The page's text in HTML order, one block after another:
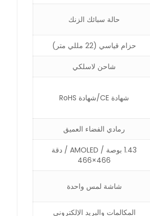
حالة سبائك الزنك
حزام قياسي (22 مللي متر)
شاحن لاسلكي
شهادة CE/شهادة RoHS
رمادي الفضاء العميق
1.43 بوصة / AMOLED / دقة
466×466
شاشة لمس واحدة
المكالمات والبريد الإلكتروني